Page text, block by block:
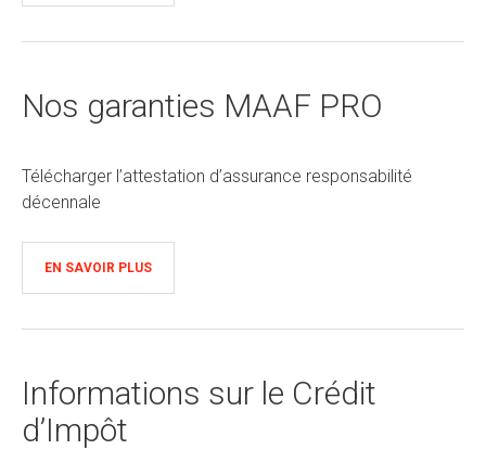
Nos garanties MAAF PRO
Télécharger l’attestation d’assurance responsabilité
décennale
EN SAVOIR PLUS
Informations sur le Crédit
d’Impôt